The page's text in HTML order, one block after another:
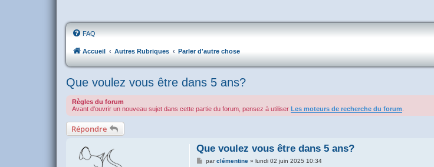
FAQ
Accueil Autres Rubriques Parler d'autre chose
Que voulez vous être dans 5 ans?
Règles du forum
Avant d'ouvrir un nouveau sujet dans cette partie du forum, pensez à utiliser Les moteurs de recherche du forum
Répondre
Que voulez vous être dans 5 ans?
Mparclémentine» lundi 02 juin 2025 10:34